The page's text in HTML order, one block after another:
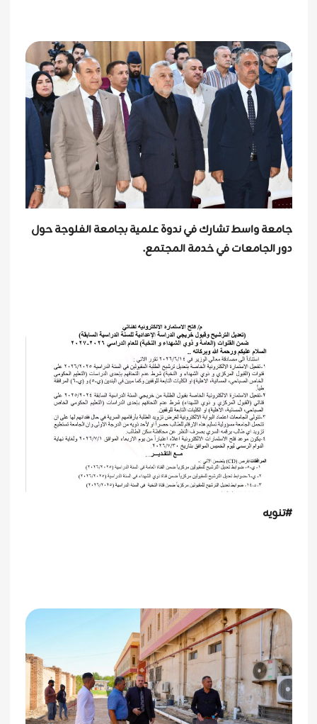
جامعة واسط تشارك في ندوة علمية بجامعة الفلوجة حول
دور الجامعات في خدمة المجتمع.
#تنويه